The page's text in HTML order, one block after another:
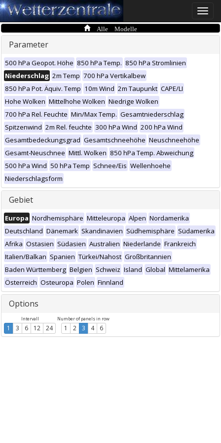
Toggle
Alle Modelle
Parameter
500 hPa Geopot. Höhe 850 hPa Temp. 850 hPa Stromlinien
Niederschlag 2m Temp 700 hPa Vertikalbew
850 hPa Pot. Äquiv. Temp 10m Wind 2m Taupunkt CAPE/LI
Hohe Wolken Mittelhohe Wolken Niedrige Wolken
700 hPa Rel. Feuchte Min/Max Temp. Gesamtniederschlag
Spitzenwind 2m Rel. feuchte 300 hPa Wind 200 hPa Wind
Gesamtbedeckungsgrad Gesamtschneehöhe Neuschneehöhe
Gesamt-Neuschnee Mittl. Wolken 850 hPa Temp. Abweichung
500 hPa Wind 50 hPa Temp Schnee/Eis Wellenhoehe
Niederschlagsform
Gebiet
Europa Nordhemisphäre Mitteleuropa Alpen Nordamerika
Deutschland Dänemark Skandinavien Südhemisphäre Südamerika
Afrika Ostasien Südasien Australien Niederlande Frankreich
Italien/Balkan Spanien Türkei/Nahost Großbritannien
Baden Württemberg Belgien Schweiz Island Global Mittelamerika
Österreich Osteuropa Polen Finnland
Options
Intervall
1 3 6 12 24
Number of panels in row
1 2 3 4 6